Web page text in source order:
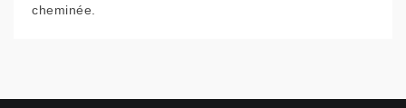
cheminée.